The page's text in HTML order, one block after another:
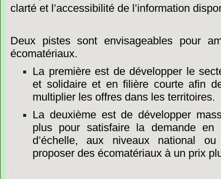
clarté et l’accessibilité de l’information
.
Deux pistes sont envisageables pour
écomatériaux.
La première est de développer le
et solidaire et en filière courte afin
multiplier les offres dans les territoires.
La deuxième est de développer
plus pour satisfaire la demande en
d’échelle, aux niveaux national
ou
proposer des écomatériaux à un prix
.